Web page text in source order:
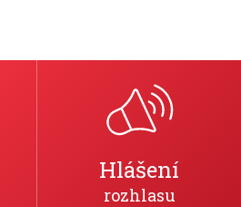
Hlášení
rozhlasu